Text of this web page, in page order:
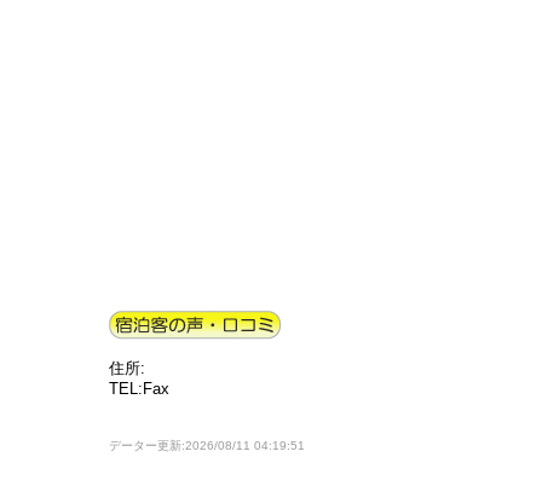
住所:
TEL:Fax
データー更新:2026/08/11 04:19:51